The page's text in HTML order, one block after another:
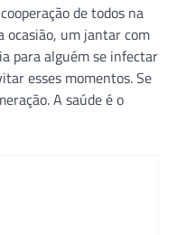
de todos na
ocasião, um jantar com
para alguém se infectar
esses momentos. Se
A saúde é o